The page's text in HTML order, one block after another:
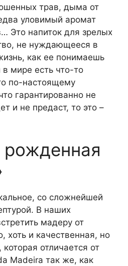
трав, дыма от
уловимый аромат
Это напиток для зрелых
не нуждающееся в
как ее понимаешь
в мире есть что-то
по-настоящему
гарантированно не
и не предаст, то это –
со сложнейшей
В наших
мадеру от
хоть и качественная, но
отличается от
Madeira так же, как